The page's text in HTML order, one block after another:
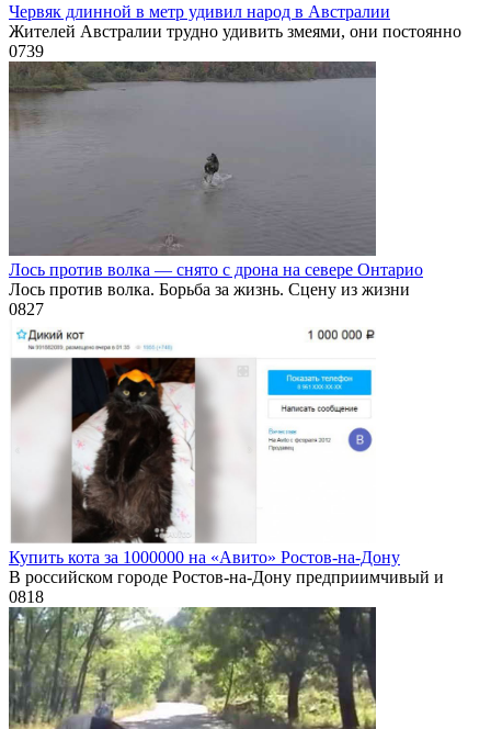
Червяк длинной в метр удивил народ в Австралии
Жителей Австралии трудно удивить змеями, они постоянно
0739
Лось против волка — снято с дрона на севере Онтарио
Лось против волка. Борьба за жизнь. Сцену из жизни
0827
Купить кота за 1000000 на «Авито» Ростов-на-Дону
В российском городе Ростов-на-Дону предприимчивый и
0818